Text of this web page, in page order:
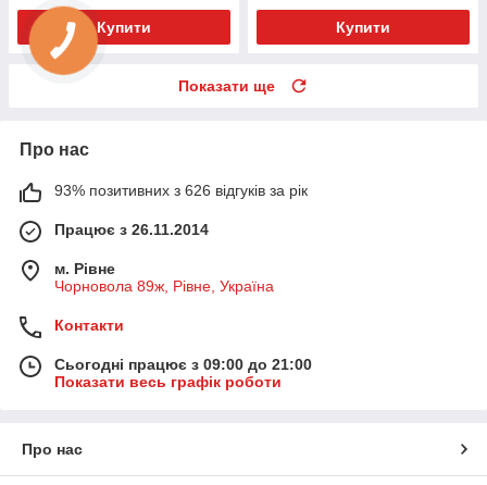
Купити Купити
Показати ще
Про нас
93% позитивних з 626 відгуків за рік
Працює з 26.11.2014
м. Рівне
Чорновола 89ж, Рівне, Україна
Контакти
Сьогодні працює з 09:00 до 21:00
Показати весь графік роботи
Про нас